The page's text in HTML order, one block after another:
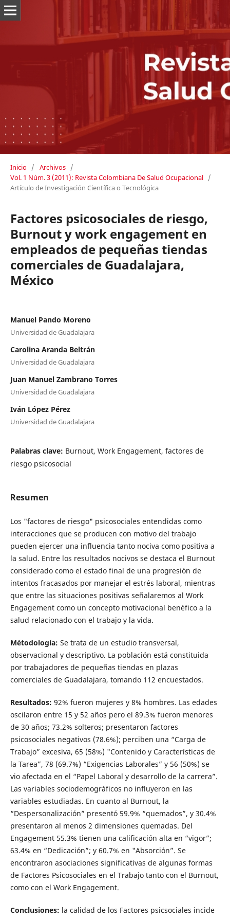
Inicio / Archivos /
Vol. 1 Núm. 3 (2011): Revista Colombiana De Salud Ocupacional /
Artículo de Investigación Científica o Tecnológica
Factores psicosociales de riesgo,
Burnout y work engagement en
empleados de pequeñas tiendas
comerciales de Guadalajara,
México
Manuel Pando Moreno
Universidad de Guadalajara
Carolina Aranda Beltrán
Universidad de Guadalajara
Juan Manuel Zambrano Torres
Universidad de Guadalajara
Iván López Pérez
Universidad de Guadalajara
Palabras clave: Burnout, Work Engagement, factores de
riesgo psicosocial
Resumen
Los "factores de riesgo" psicosociales entendidas como
interacciones que se producen con motivo del trabajo
pueden ejercer una influencia tanto nociva como positiva a
la salud. Entre los resultados nocivos se destaca el Burnout
considerado como el estado final de una progresión de
intentos fracasados por manejar el estrés laboral, mientras
que entre las situaciones positivas señalaremos al Work
Engagement como un concepto motivacional benéfico a la
salud relacionado con el trabajo y la vida.
Métodología: Se trata de un estudio transversal,
observacional y descriptivo. La población está constituida
por trabajadores de pequeñas tiendas en plazas
comerciales de Guadalajara, tomando 112 encuestados.
Resultados: 92% fueron mujeres y 8% hombres. Las edades
oscilaron entre 15 y 52 años pero el 89.3% fueron menores
de 30 años; 73.2% solteros; presentaron factores
psicosociales negativos (78.6%); perciben una “Carga de
Trabajo” excesiva, 65 (58%) "Contenido y Características de
la Tarea”, 78 (69.7%) “Exigencias Laborales” y 56 (50%) se
vio afectada en el “Papel Laboral y desarrollo de la carrera”.
Las variables sociodemográficos no influyeron en las
variables estudiadas. En cuanto al Burnout, la
“Despersonalización” presentó 59.9% “quemados”, y 30.4%
presentaron al menos 2 dimensiones quemadas. Del
Engagement 55.3% tienen una calificación alta en “vigor”;
63.4% en “Dedicación”; y 60.7% en "Absorción”. Se
encontraron asociaciones significativas de algunas formas
de Factores Psicosociales en el Trabajo tanto con el Burnout,
como con el Work Engagement.
Conclusiones: la calidad de los Factores psicsociales incide